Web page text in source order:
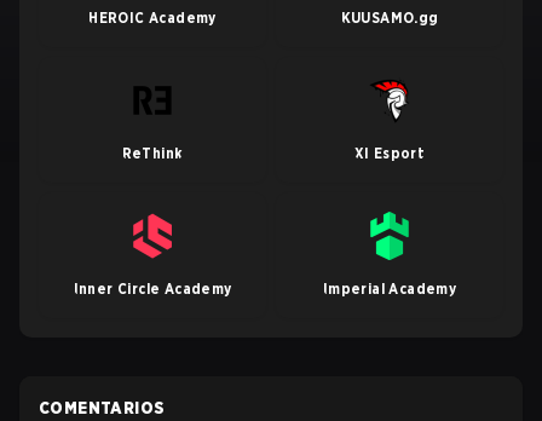
HEROIC Academy KUUSAMO.gg
ReThink XI Esport
Inner Circle Academy Imperial Academy
COMENTARIOS